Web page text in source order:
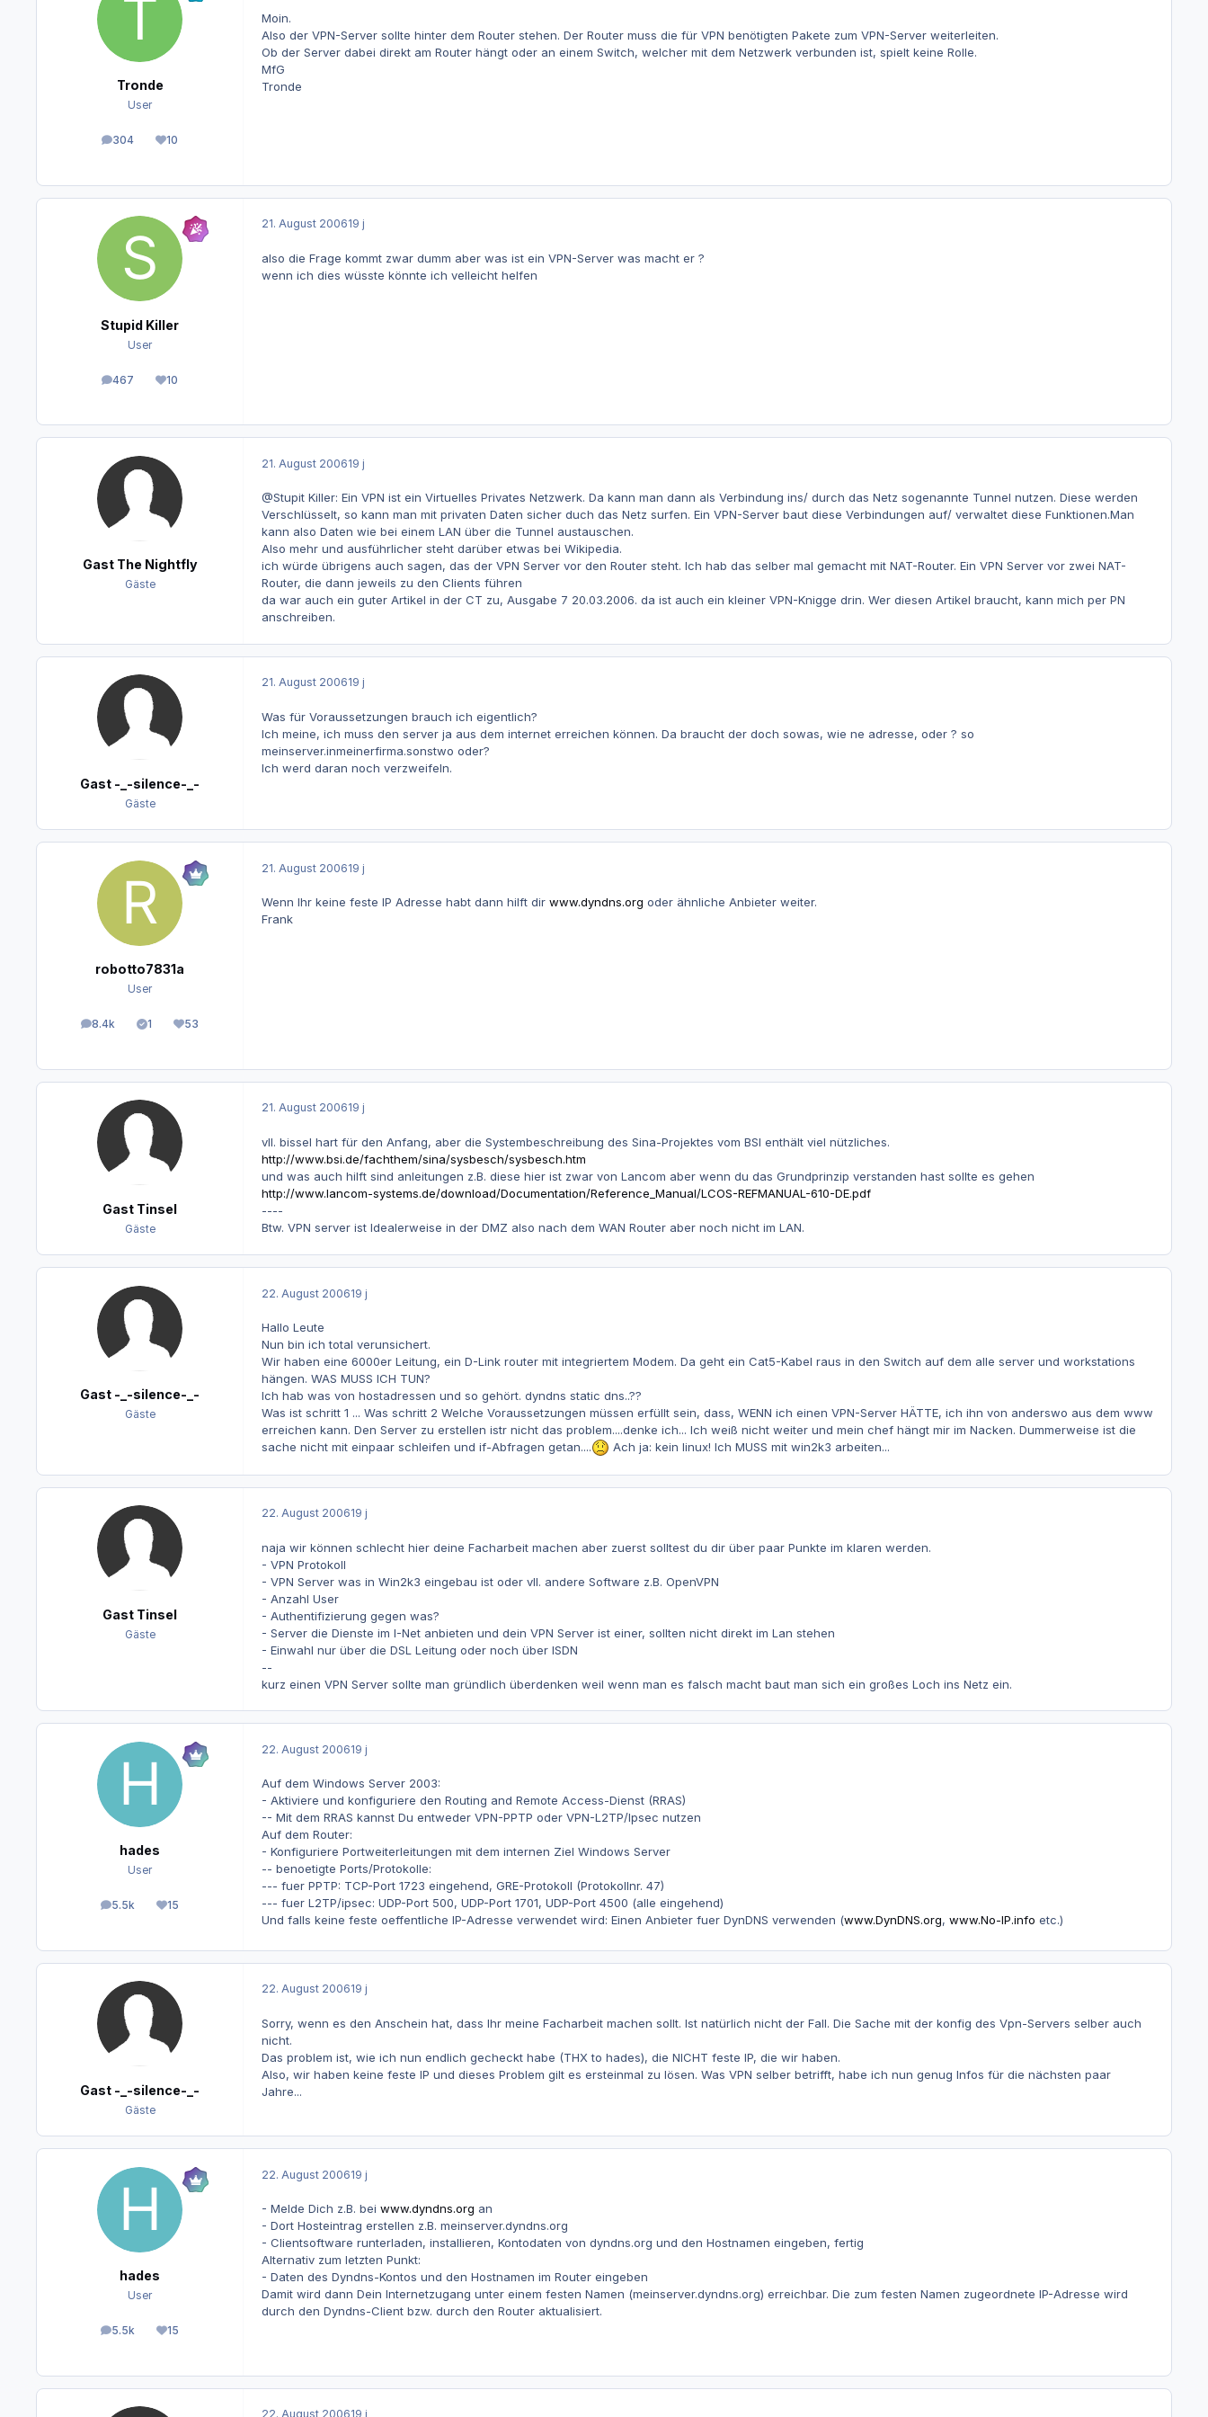
Tronde
User
304
Beiträge 10
Reputation
Moin.
Also der VPN-Server sollte hinter dem Router stehen. Der Router muss die für VPN benötigten Pakete zum VPN-Server weiterleiten.
Ob der Server dabei direkt am Router hängt oder an einem Switch, welcher mit dem Netzwerk verbunden ist, spielt keine Rolle.
MfG
Tronde
Stupid Killer
User
467
Beiträge 10
Reputation
21. August 200619 j
also die Frage kommt zwar dumm aber was ist ein VPN-Server was macht er ?
wenn ich dies wüsste könnte ich velleicht helfen
Gast The Nightfly
Gäste
21. August 200619 j
@Stupit Killer: Ein VPN ist ein Virtuelles Privates Netzwerk. Da kann man dann als Verbindung ins/ durch das Netz sogenannte Tunnel nutzen. Diese werden
Verschlüsselt, so kann man mit privaten Daten sicher duch das Netz surfen. Ein VPN-Server baut diese Verbindungen auf/ verwaltet diese Funktionen.Man
kann also Daten wie bei einem LAN über die Tunnel austauschen.
Also mehr und ausführlicher steht darüber etwas bei Wikipedia.
ich würde übrigens auch sagen, das der VPN Server vor den Router steht. Ich hab das selber mal gemacht mit NAT-Router. Ein VPN Server vor zwei NAT-
Router, die dann jeweils zu den Clients führen
da war auch ein guter Artikel in der CT zu, Ausgabe 7 20.03.2006. da ist auch ein kleiner VPN-Knigge drin. Wer diesen Artikel braucht, kann mich per PN
anschreiben.
Gast -_-silence-_-
Gäste
21. August 200619 j
Was für Voraussetzungen brauch ich eigentlich?
Ich meine, ich muss den server ja aus dem internet erreichen können. Da braucht der doch sowas, wie ne adresse, oder ? so
meinserver.inmeinerfirma.sonstwo oder?
Ich werd daran noch verzweifeln.
robotto7831a
User
8.4k
Beiträge 1
Lösungen
53
Reputation
21. August 200619 j
Wenn Ihr keine feste IP Adresse habt dann hilft dir www.dyndns.org oder ähnliche Anbieter weiter.
Frank
Gast Tinsel
Gäste
21. August 200619 j
vll. bissel hart für den Anfang, aber die Systembeschreibung des Sina-Projektes vom BSI enthält viel nützliches.
http://www.bsi.de/fachthem/sina/sysbesch/sysbesch.htm
und was auch hilft sind anleitungen z.B. diese hier ist zwar von Lancom aber wenn du das Grundprinzip verstanden hast sollte es gehen
http://www.lancom-systems.de/download/Documentation/Reference_Manual/LCOS-REFMANUAL-610-DE.pdf
----
Btw. VPN server ist Idealerweise in der DMZ also nach dem WAN Router aber noch nicht im LAN.
Gast -_-silence-_-
Gäste
22. August 200619 j
Hallo Leute
Nun bin ich total verunsichert.
Wir haben eine 6000er Leitung, ein D-Link router mit integriertem Modem. Da geht ein Cat5-Kabel raus in den Switch auf dem alle server und workstations
hängen. WAS MUSS ICH TUN?
Ich hab was von hostadressen und so gehört. dyndns static dns..??
Was ist schritt 1 ... Was schritt 2 Welche Voraussetzungen müssen erfüllt sein, dass, WENN ich einen VPN-Server HÄTTE, ich ihn von anderswo aus dem www
erreichen kann. Den Server zu erstellen istr nicht das problem....denke ich... Ich weiß nicht weiter und mein chef hängt mir im Nacken. Dummerweise ist die
sache nicht mit einpaar schleifen und if-Abfragen getan....
Ach ja: kein linux! Ich MUSS mit win2k3 arbeiten...
Gast Tinsel
Gäste
22. August 200619 j
naja wir können schlecht hier deine Facharbeit machen aber zuerst solltest du dir über paar Punkte im klaren werden.
- VPN Protokoll
- VPN Server was in Win2k3 eingebau ist oder vll. andere Software z.B. OpenVPN
- Anzahl User
- Authentifizierung gegen was?
- Server die Dienste im I-Net anbieten und dein VPN Server ist einer, sollten nicht direkt im Lan stehen
- Einwahl nur über die DSL Leitung oder noch über ISDN
--
kurz einen VPN Server sollte man gründlich überdenken weil wenn man es falsch macht baut man sich ein großes Loch ins Netz ein.
hades
User
5.5k
Beiträge 15
Reputation
22. August 200619 j
Auf dem Windows Server 2003:
- Aktiviere und konfiguriere den Routing and Remote Access-Dienst (RRAS)
-- Mit dem RRAS kannst Du entweder VPN-PPTP oder VPN-L2TP/Ipsec nutzen
Auf dem Router:
- Konfiguriere Portweiterleitungen mit dem internen Ziel Windows Server
-- benoetigte Ports/Protokolle:
--- fuer PPTP: TCP-Port 1723 eingehend, GRE-Protokoll (Protokollnr. 47)
--- fuer L2TP/ipsec: UDP-Port 500, UDP-Port 1701, UDP-Port 4500 (alle eingehend)
Und falls keine feste oeffentliche IP-Adresse verwendet wird: Einen Anbieter fuer DynDNS verwenden (www.DynDNS.org, www.No-IP.info etc.)
Gast -_-silence-_-
Gäste
22. August 200619 j
Sorry, wenn es den Anschein hat, dass Ihr meine Facharbeit machen sollt. Ist natürlich nicht der Fall. Die Sache mit der konfig des Vpn-Servers selber auch
nicht.
Das problem ist, wie ich nun endlich gecheckt habe (THX to hades), die NICHT feste IP, die wir haben.
Also, wir haben keine feste IP und dieses Problem gilt es ersteinmal zu lösen. Was VPN selber betrifft, habe ich nun genug Infos für die nächsten paar
Jahre...
hades
User
5.5k
Beiträge 15
Reputation
22. August 200619 j
- Melde Dich z.B. bei www.dyndns.org an
- Dort Hosteintrag erstellen z.B. meinserver.dyndns.org
- Clientsoftware runterladen, installieren, Kontodaten von dyndns.org und den Hostnamen eingeben, fertig
Alternativ zum letzten Punkt:
- Daten des Dyndns-Kontos und den Hostnamen im Router eingeben
Damit wird dann Dein Internetzugang unter einem festen Namen (meinserver.dyndns.org) erreichbar. Die zum festen Namen zugeordnete IP-Adresse wird
durch den Dyndns-Client bzw. durch den Router aktualisiert.
22. August 200619 j